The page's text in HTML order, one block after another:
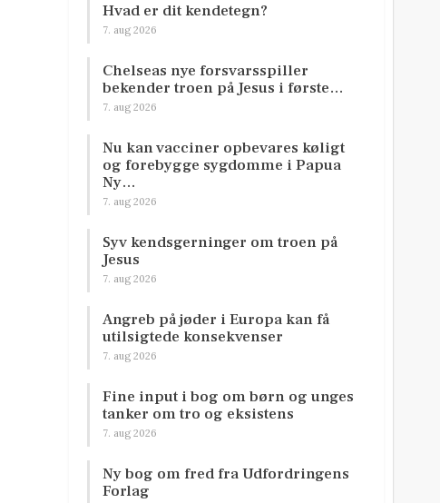
Hvad er dit kendetegn?
7. aug 2026
Chelseas nye forsvarsspiller
bekender troen på Jesus i første…
7. aug 2026
Nu kan vacciner opbevares køligt
og forebygge sygdomme i Papua
Ny…
7. aug 2026
Syv kendsgerninger om troen på
Jesus
7. aug 2026
Angreb på jøder i Europa kan få
utilsigtede konsekvenser
7. aug 2026
Fine input i bog om børn og unges
tanker om tro og eksistens
7. aug 2026
Ny bog om fred fra Udfordringens
Forlag